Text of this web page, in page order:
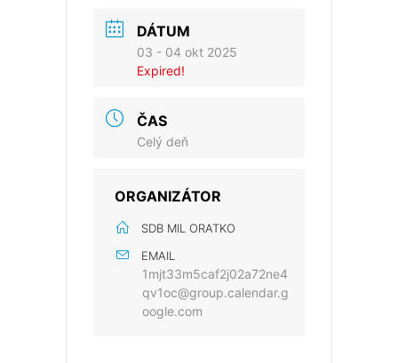
DÁTUM
03 - 04 okt 2025
Expired!
ČAS
Celý deň
ORGANIZÁTOR
SDB MIL ORATKO
EMAIL
1mjt33m5caf2j02a72ne4
qv1oc@group.calendar.g
oogle.com